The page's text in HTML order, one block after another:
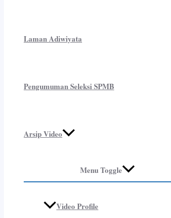
Laman Adiwiyata
Pengumuman Seleksi SPMB
Arsip Video
Menu Toggle
Video Profile